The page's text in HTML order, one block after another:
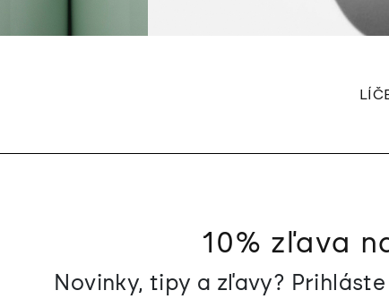
10% zľava
Novinky, tipy a zľavy?